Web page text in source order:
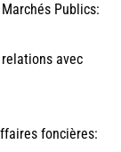
Publics:
avec
foncières: